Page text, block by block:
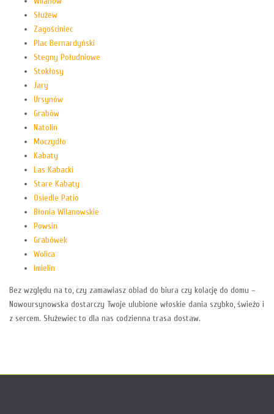
Służew
Zagościniec
Plac Bernardyński
Stegny Południowe
Stokłosy
Jary
Ursynów
Grabów
Natolin
Moczydło
Kabaty
Las Kabacki
Stare Kabaty
Osiedle Patio
Błonia Wilanowskie
Powsin
Grabówek
Wolica
Imielin
Bez względu na to, czy zamawiasz obiad do biura czy kolację do domu –
Nowoursynowska dostarczy Twoje ulubione włoskie dania szybko, świeżo i
z sercem. Służewiec to dla nas codzienna trasa dostaw.